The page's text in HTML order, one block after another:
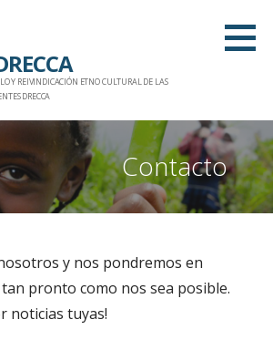
Y REIVINDICACIÓN ETNO CULTURAL DE LAS
DRECCA
Contacto
y nos pondremos en
pronto como nos sea posible.
noticias tuyas!